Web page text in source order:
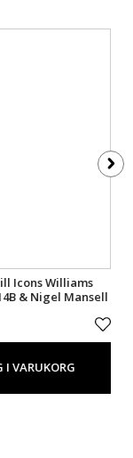
Icons Williams
& Nigel Mansell
I VARUKORG